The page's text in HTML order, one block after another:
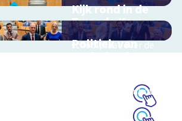
Kijk rond in de
Tweede Kamer
Interactieve
schoolplaat over de
Nederlandse politiek
Schoolplaat
Politiek van
Nederland
over het Binnenhof